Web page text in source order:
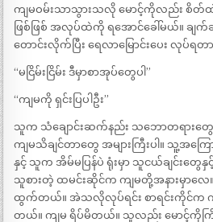
ကျမဝမ်းသာသွားသလို မောင့်ကိုလည်း စိတ်
ဖြစ်ဖြစ် အလုပ်ထဲကို ရအောင်ခေါ်မယ်။ ချက်
တောင်းလိုက်ပြီး ရေလာမြောင်းပေး လုပ်ရတာ
“မငြိမ်းငြိမ်း ဒီမှာစာအုပ်တွေပါ”
“ကျမကို ရှင်းပြပါဦး”
သူက သံချောင်းဆက်နည်း သဘောတရားတွေ
ကျမသိချင်တာတွေ အများကြီးပါ။ သူ့အက
နှင့် သူက အိမ်မပြန်ပဲ ရုံးမှာ သူငယ်ချင်းတွ
သူစားတဲ့ ထမင်းဆိုင်က ကျမတို့အနားမှာလေ
ထွက်တယ်။ အဲသလိုလုပ်ရင်း စာရင်းကိုင်က ကျမ
တယ်။ ကျမ ရိပ်မိတယ်။ သူလည်း မောင့်ကို